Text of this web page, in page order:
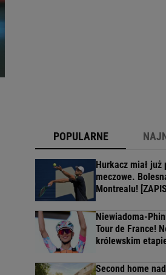
POPULARNE
Hurkacz miał już
meczowe.
Montrealu!
Niewiadoma-
Tour de France!
królewskim
Second home